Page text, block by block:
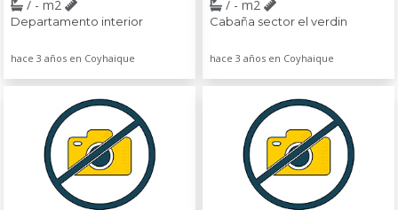
/ - m2
Departamento interior
hace 3 años en Coyhaique
/ - m2
Cabaña sector el verdin
hace 3 años en Coyhaique